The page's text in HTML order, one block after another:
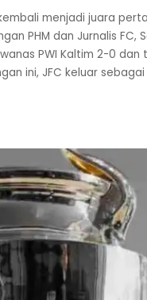
kembali menjadi juara
PHM dan Jurnalis
PWI Kaltim 2-0 dan
ini, JFC keluar